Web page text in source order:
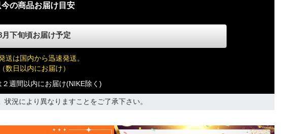
今の商品お届け目安
月下旬頃お届け予定
送は国内から迅速発送。
（数日以内にお届け）
週間以内にお届け(NIKE除く)
状況により異なりますことをご了承下さい。